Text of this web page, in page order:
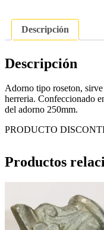
Descripción
Descripción
Adorno tipo roseton, sirve
herreria. Confeccionado
del adorno 250mm.
PRODUCTO
Productos